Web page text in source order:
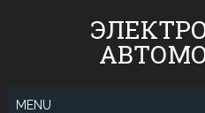
MENU